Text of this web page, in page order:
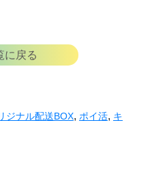
に戻る
ジナル配送BOX, ポイ活, キ